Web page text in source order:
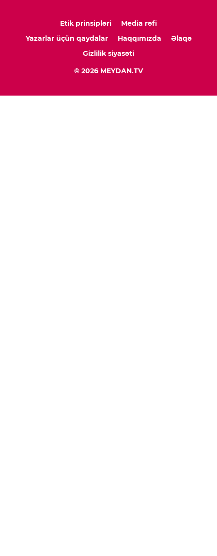
Etik prinsipləri
Media rəfi
Yazarlar üçün qaydalar
Haqqımızda
Əlaqə
Gizlilik siyasəti
© 2026 MEYDAN.TV